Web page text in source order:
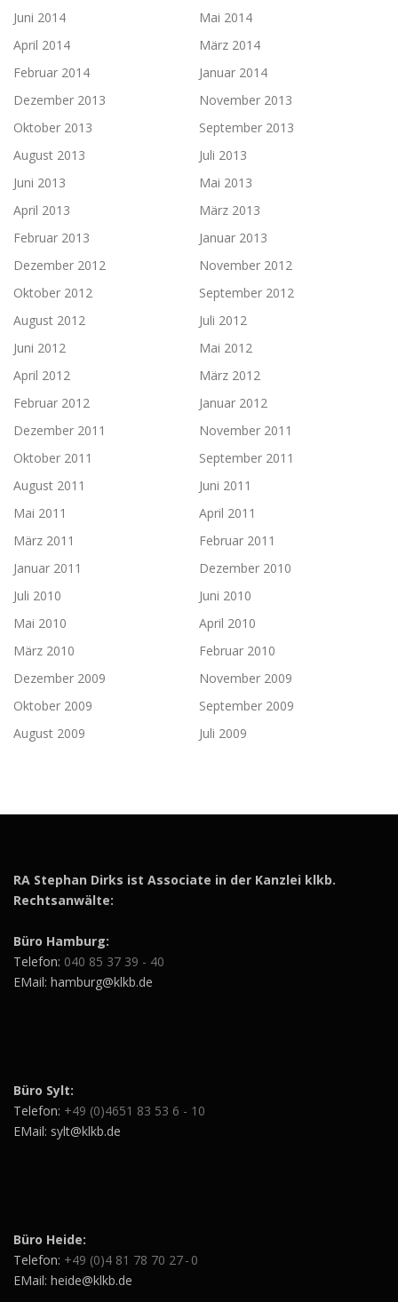
Juni 2014
Mai 2014
April 2014
März 2014
Februar 2014
Januar 2014
Dezember 2013
November 2013
Oktober 2013
September 2013
August 2013
Juli 2013
Juni 2013
Mai 2013
April 2013
März 2013
Februar 2013
Januar 2013
Dezember 2012
November 2012
Oktober 2012
September 2012
August 2012
Juli 2012
Juni 2012
Mai 2012
April 2012
März 2012
Februar 2012
Januar 2012
Dezember 2011
November 2011
Oktober 2011
September 2011
August 2011
Juni 2011
Mai 2011
April 2011
März 2011
Februar 2011
Januar 2011
Dezember 2010
Juli 2010
Juni 2010
Mai 2010
April 2010
März 2010
Februar 2010
Dezember 2009
November 2009
Oktober 2009
September 2009
August 2009
Juli 2009
RA Stephan Dirks ist Associate in der Kanzlei klkb.
Rechtsanwälte:
Büro Hamburg:
Telefon: 040 85 37 39 - 40
EMail: hamburg@klkb.de
Büro Sylt:
Telefon: +49 (0)4651 83 53 6 - 10
EMail: sylt@klkb.de
Büro Heide:
Telefon: +49 (0)4 81 78 70 27 - 0
EMail: heide@klkb.de